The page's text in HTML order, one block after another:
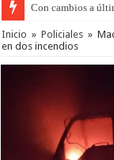
Adopción en Entre
Inicio » Policiales »
en dos incendios